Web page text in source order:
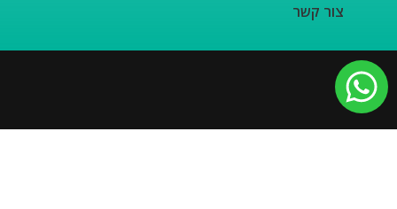
צור קשר